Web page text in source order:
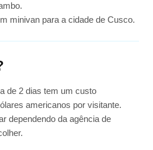
minivan para a cidade de Cusco.
de 2 dias tem um custo
americanos por visitante.
dependendo da agência de